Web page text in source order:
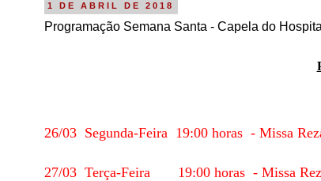
1 DE ABRIL DE 2018
Programação Semana Santa - Capela do
26/03 Segunda-Feira 19:00 horas - Missa
27/03 Terça-Feira 19:00 horas - Missa